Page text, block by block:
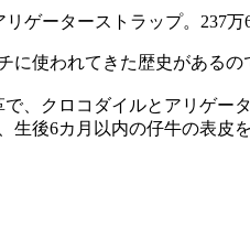
ゲーターストラップ。237
に使われてきた歴史があるの
、クロコダイルとアリゲ
後6カ月以内の仔牛の表皮